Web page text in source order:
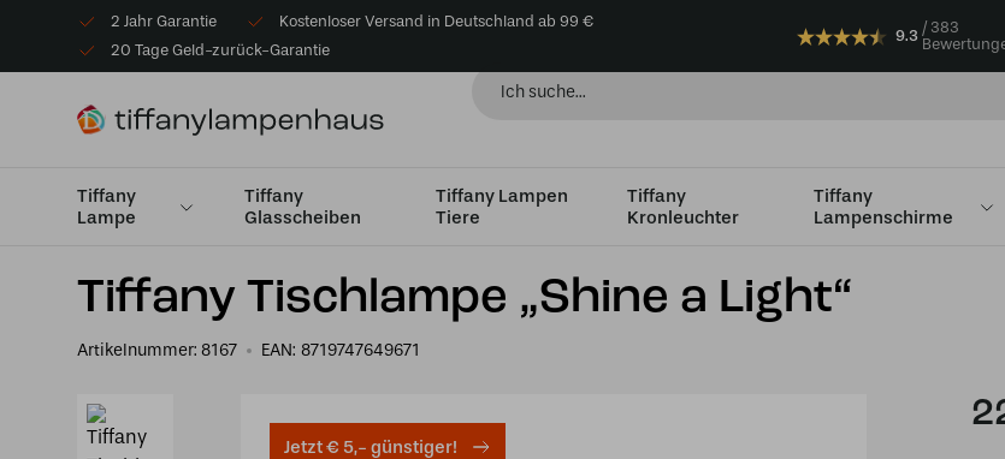
2 Jahr Garantie
Kostenloser Versand in Deutschland ab 99 €
20 Tage Geld-zurück-Garantie
9.3
383
Tiffany
Lampe
Tiffany
Glasscheiben
Tiffany Lampen
Tiere
Tiffany
Kronleuchter
Tiffany
Lampenschirme
Startseite Tiffany Tischlampe „Shine a Light“
Tiffany Tischlampe „Shine a Light“
Artikelnummer: 8167 EAN: 8719747649671
Jetzt € 5,- günstiger!